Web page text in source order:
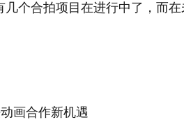
个合拍项目在进行中了，而在
画合作新机遇